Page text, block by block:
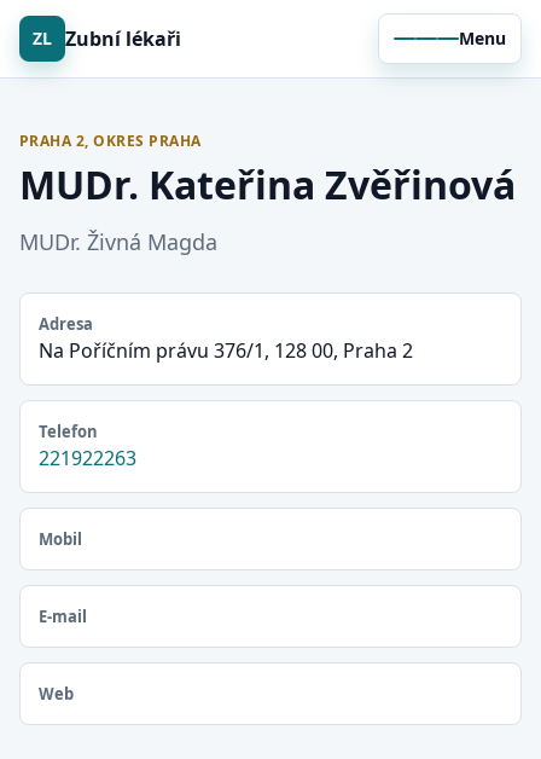
ZL Zubní lékaři Menu
PRAHA 2, OKRES PRAHA
MUDr. Kateřina Zvěřinová
MUDr. Živná Magda
Adresa
Na Poříčním právu 376/1, 128 00, Praha 2
Telefon
221922263
Mobil
E-mail
Web